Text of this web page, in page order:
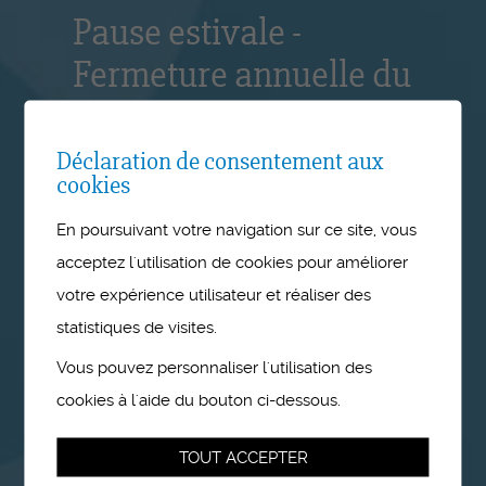
Pause estivale -
Fermeture annuelle du
2026
Nos bureaux seront fermés du 27
juillet au 14 août 2026 inclus.
Nous nous réjouissons de
répondre à vos demandes dès le
17 août et vous souhaitons un bel
Déclaration de consentement aux
cookies
En poursuivant votre navigation sur ce site, vous
acceptez l'utilisation de cookies pour améliorer
votre expérience utilisateur et réaliser des
statistiques de visites.
Vous pouvez personnaliser l'utilisation des
cookies à l'aide du bouton ci-dessous.
TOUT ACCEPTER